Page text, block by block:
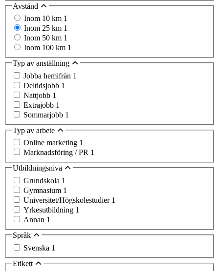
Avstånd
Inom 10 km 1
Inom 25 km 1
Inom 50 km 1
Inom 100 km 1
Typ av anställning
Jobba hemifrån 1
Deltidsjobb 1
Nattjobb 1
Extrajobb 1
Sommarjobb 1
Typ av arbete
Online marketing 1
Marknadsföring / PR 1
Utbildningsnivå
Grundskola 1
Gymnasium 1
Universitet/Högskolestudier 1
Yrkesutbildning 1
Annan 1
Språk
Svenska 1
Etikett